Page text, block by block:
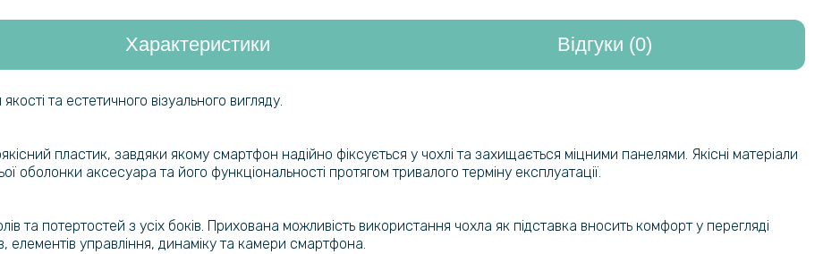
Характеристики Відгуки (0)
та естетичного візуального вигляду.
пластик, завдяки якому смартфон надійно фіксується у чохлі та захищається міцними панелями. Якісні матеріали
оболонки аксесуара та його функціональності протягом тривалого терміну експлуатації.
та потертостей з усіх боків. Прихована можливість використання чохла як підставка вносить комфорт у перегляді
елементів управління, динаміку та камери смартфона.